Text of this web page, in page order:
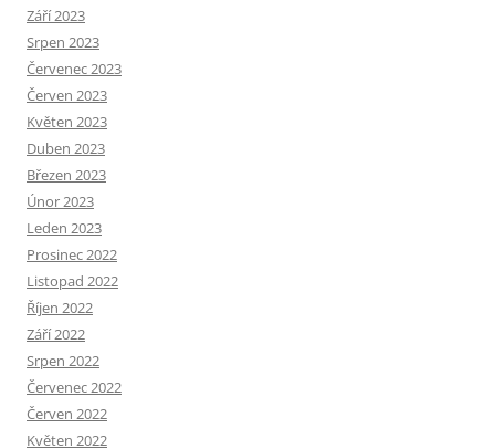
Září 2023
Srpen 2023
Červenec 2023
Červen 2023
Květen 2023
Duben 2023
Březen 2023
Únor 2023
Leden 2023
Prosinec 2022
Listopad 2022
Říjen 2022
Září 2022
Srpen 2022
Červenec 2022
Červen 2022
Květen 2022